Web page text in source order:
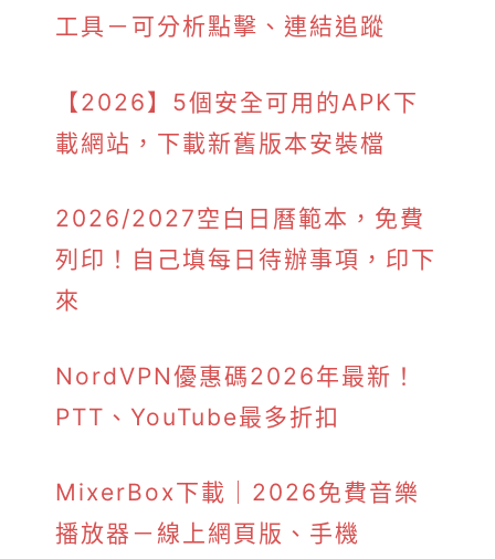
工具－可分析點擊、連結追蹤
【2026】5個安全可用的APK下
載網站，下載新舊版本安裝檔
2026/2027空白日曆範本，免費
列印！自己填每日待辦事項，印下
來
NordVPN優惠碼2026年最新！
PTT、YouTube最多折扣
MixerBox下載｜2026免費音樂
播放器－線上網頁版、手機